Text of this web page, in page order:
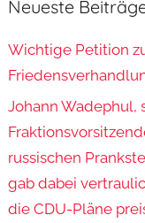
Neueste
Wichtige Petition
Johann
russischen
gab dabei
die CDU-Pläne